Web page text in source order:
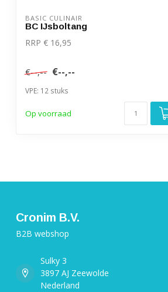
BASIC CULINAIR
BC IJsboltang
RRP € 16,95
€--,-- €--,--
VPE: 12 stuks
Op voorraad
Cronim B.V.
B2B webshop
Sulky 3
3897 AJ Zeewolde
Nederland